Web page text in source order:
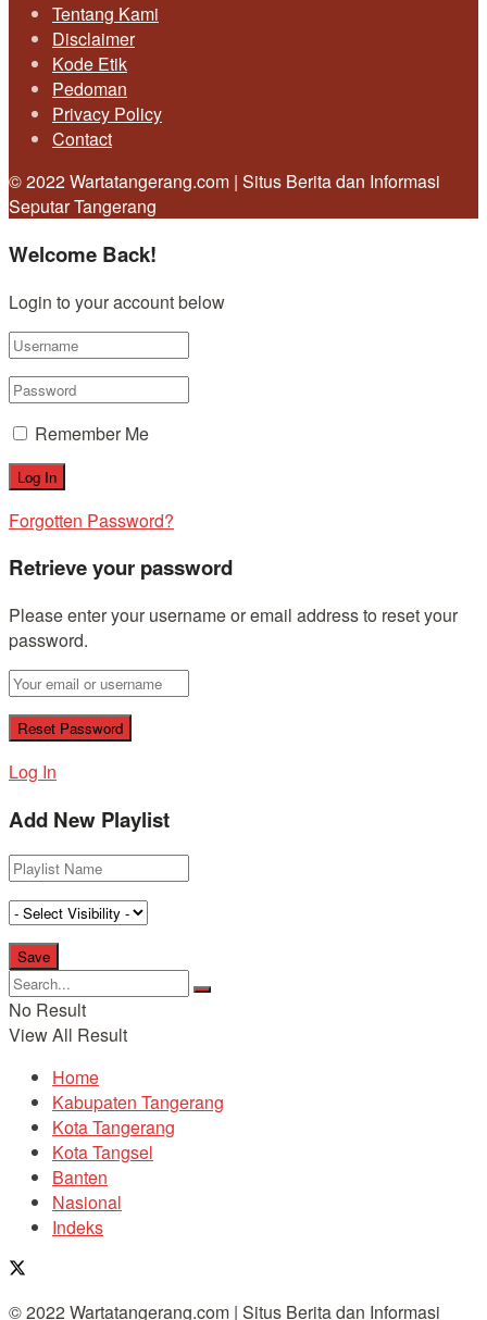
Tentang Kami
Disclaimer
Kode Etik
Pedoman
Privacy Policy
Contact
© 2022 Wartatangerang.com | Situs Berita dan Informasi
Seputar Tangerang
Welcome Back!
Login to your account below
Remember Me
Forgotten Password?
Retrieve your password
Please enter your username or email address to reset your
password.
Log In
Add New Playlist
No Result
View All Result
Home
Kabupaten Tangerang
Kota Tangerang
Kota Tangsel
Banten
Nasional
Indeks
© 2022 Wartatangerang.com | Situs Berita dan Informasi